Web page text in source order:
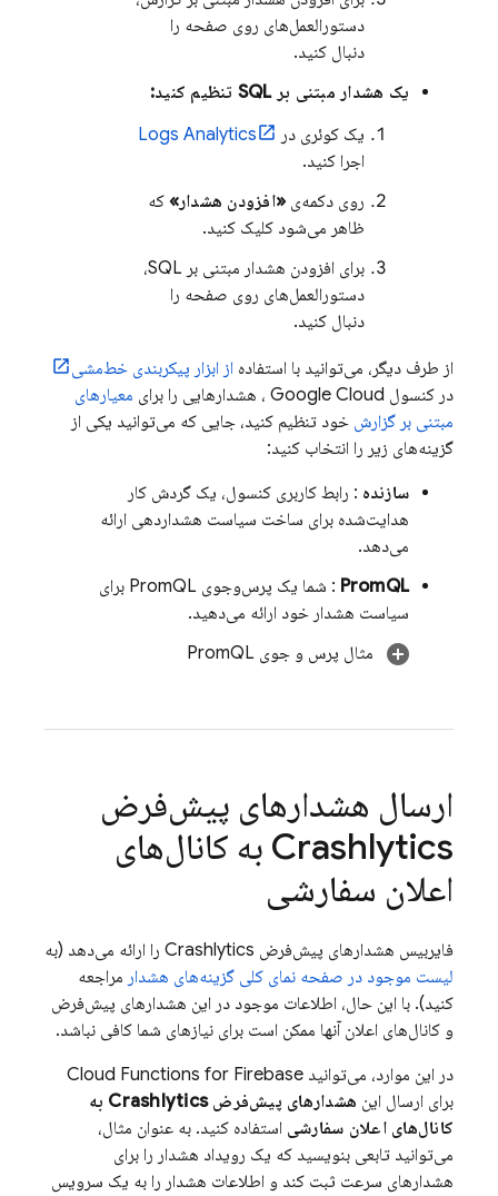
دستورالعمل‌های روی صفحه را
دنبال کنید.
یک هشدار مبتنی بر SQL تنظیم کنید:
یک کوئری در
Logs Analytics
اجرا کنید.
روی دکمه‌ی «افزودن هشدار» که
ظاهر می‌شود کلیک کنید.
برای افزودن هشدار مبتنی بر SQL،
دستورالعمل‌های روی صفحه را
دنبال کنید.
از طرف دیگر، می‌توانید با استفاده از ابزار پیکربندی خط‌مشی
در کنسول Google Cloud ، هشدارهایی را برای معیارهای
مبتنی بر گزارش خود تنظیم کنید، جایی که می‌توانید یکی از
گزینه‌های زیر را انتخاب کنید:
سازنده : رابط کاربری کنسول، یک گردش کار
هدایت‌شده برای ساخت سیاست هشداردهی ارائه
می‌دهد.
PromQL
: شما یک پرس‌وجوی PromQL برای
سیاست هشدار خود ارائه می‌دهید.
مثال پرس و جوی PromQL
ارسال هشدارهای پیش‌فرض
Crashlytics به کانال‌های
اعلان سفارشی
فایربیس هشدارهای پیش‌فرض Crashlytics را ارائه می‌دهد (به
لیست موجود در صفحه نمای کلی گزینه‌های هشدار مراجعه
کنید). با این حال، اطلاعات موجود در این هشدارهای پیش‌فرض
و کانال‌های اعلان آنها ممکن است برای نیازهای شما کافی نباشد.
در این موارد، می‌توانید Cloud Functions for Firebase
برای ارسال این هشدارهای پیش‌فرضCrashlytics به
کانال‌های اعلان سفارشی استفاده کنید. به عنوان مثال،
می‌توانید تابعی بنویسید که یک رویداد هشدار را برای
هشدارهای سرعت ثبت کند و اطلاعات هشدار را به یک سرویس